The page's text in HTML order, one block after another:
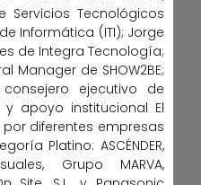
Tecnológicos
Informática (ITI); Jorge
de Integra Tecnología;
Manager de SHOW2BE;
ejecutivo de
y apoyo institucional El
diferentes empresas
Platino: ASCÉNDER,
Grupo MARVA,